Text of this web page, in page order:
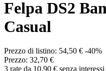
Felpa DS2
Casual
Prezzo di listino: 54,50 € -40%
Prezzo: 32,70 €
3 rate da 10,90 € senza interessi